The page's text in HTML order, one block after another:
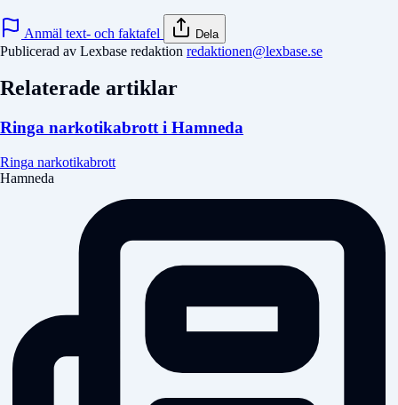
Anmäl text- och faktafel Dela
Publicerad av Lexbase redaktion redaktionen@lexbase.se
Relaterade artiklar
Ringa narkotikabrott i Hamneda
Ringa narkotikabrott
Hamneda